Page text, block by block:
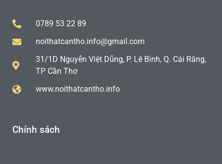
0789 53 22 89
noithatcantho.info@gmail.com
31/1D Nguyễn Việt Dũng, P. Lê Bình, Q. Cái Răng,
TP Cần Thơ
www.noithatcantho.info
Chính sách